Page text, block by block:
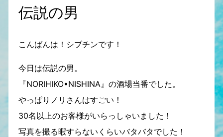
伝説の男
こんばんは！シブチンです！
今日は伝説の男。
『NORIHIKO•NISHINA』の酒場当番でした。
やっぱりノリさんはすごい！
30名以上のお客様がいらっしゃいました！
写真を撮る暇すらないくらいバタバタでした！